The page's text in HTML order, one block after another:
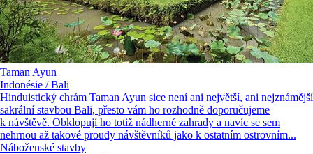
Taman Ayun
Indonésie / Bali
Hinduistický chrám Taman Ayun sice není ani největší, ani nejznámější
sakrální stavbou Bali, přesto vám ho rozhodně doporučujeme
k návštěvě. Obklopují ho totiž nádherné zahrady a navíc se sem
nehrnou až takové proudy návštěvníků jako k ostatním ostrovním...
Náboženské stavby